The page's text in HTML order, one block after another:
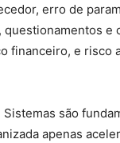
erro de
e
financeiro, e risco
são
apenas